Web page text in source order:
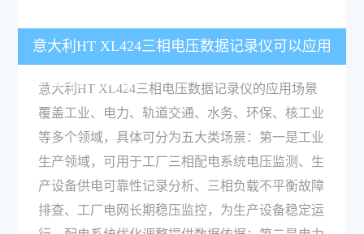
意大利HT XL424三相电压数据记录仪可以应用
在哪些行业场景？
意大利HT XL424三相电压数据记录仪的应用场景
覆盖工业、电力、轨道交通、水务、环保、核工业
等多个领域，具体可分为五大类场景：第一是工业
生产领域，可用于工厂三相配电系统电压监测、生
产设备供电可靠性记录分析、三相负载不平衡故障
排查、工厂电网长期稳压监控，为生产设备稳定运